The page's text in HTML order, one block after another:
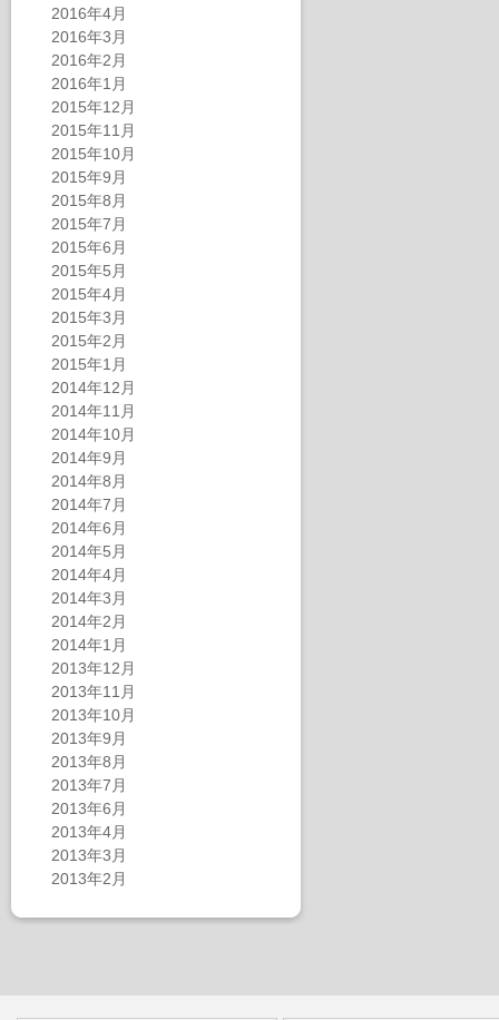
2016年4月
2016年3月
2016年2月
2016年1月
2015年12月
2015年11月
2015年10月
2015年9月
2015年8月
2015年7月
2015年6月
2015年5月
2015年4月
2015年3月
2015年2月
2015年1月
2014年12月
2014年11月
2014年10月
2014年9月
2014年8月
2014年7月
2014年6月
2014年5月
2014年4月
2014年3月
2014年2月
2014年1月
2013年12月
2013年11月
2013年10月
2013年9月
2013年8月
2013年7月
2013年6月
2013年4月
2013年3月
2013年2月